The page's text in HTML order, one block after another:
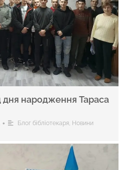
дня народження Тараса
• Блог бібліотекаря, Новини